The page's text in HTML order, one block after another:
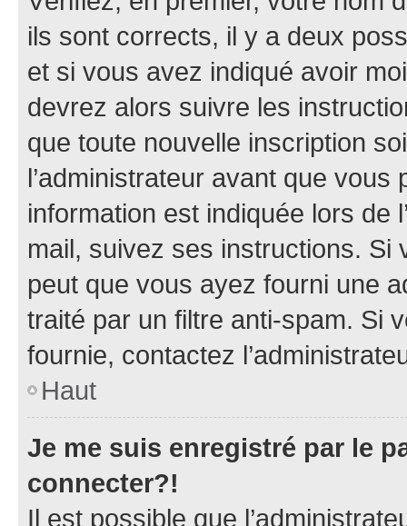
ils sont corrects, il y a deux
et si vous avez indiqué avoir
devrez alors suivre les
que toute nouvelle inscription
l’administrateur avant que
information est indiquée lors de
mail, suivez ses instructions. Si
peut que vous ayez fourni une
traité par un filtre anti-spam. Si
fournie, contactez
Haut
Je me suis enregistré par le
connecter?!
Il est possible que